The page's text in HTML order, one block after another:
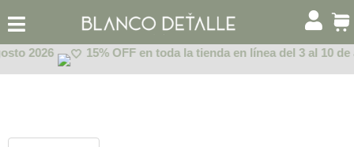
al
contenido
2026 15% OFF en toda la tienda en línea del 3 al 10 de